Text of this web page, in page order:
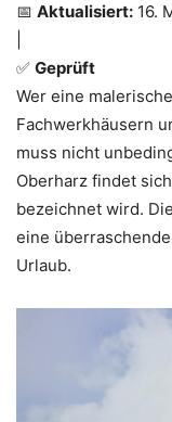
📅 Aktualisiert: 16.
✅ Geprüft
Wer eine
Fachwerkhäusern
muss nicht
Oberharz findet
bezeichnet wird.
eine
Urlaub.